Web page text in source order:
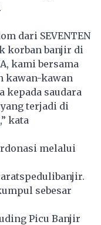
dari SEVENTEN
korban banjir di
kami bersama
kawan-kawan
kepada saudara
yang terjadi di
kata
melalui
.
sebesar
Picu Banjir